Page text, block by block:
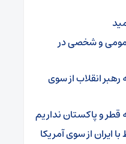
و شخصی در
انقلاب از سوی
قطر و پاکستان نداریم
ایران از سوی آمریکا